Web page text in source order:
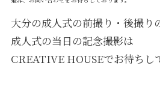
大分の成人式の前撮り・後撮り
成人式の当日の記念撮影は
CREATIVE HOUSEでお待ちし